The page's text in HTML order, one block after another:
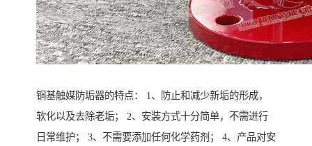
铜基触媒防垢器的特点： 1、防止和减少新垢的形成，
软化以及去除老垢； 2、安装方式十分简单，不需进行
日常维护； 3、不需要添加任何化学药剂； 4、产品对安